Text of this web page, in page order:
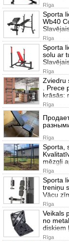
Rīga
Sporta
Wb40
Rīga
Sporta
solu ar
Rīga
Zviedru
.
krāsās:
Rīga
Rīga
Sporta,
mēzgļi
Rīga
Sporta
treniņu
Vācu
Rīga
Veikals
no
diskiem
Rīga